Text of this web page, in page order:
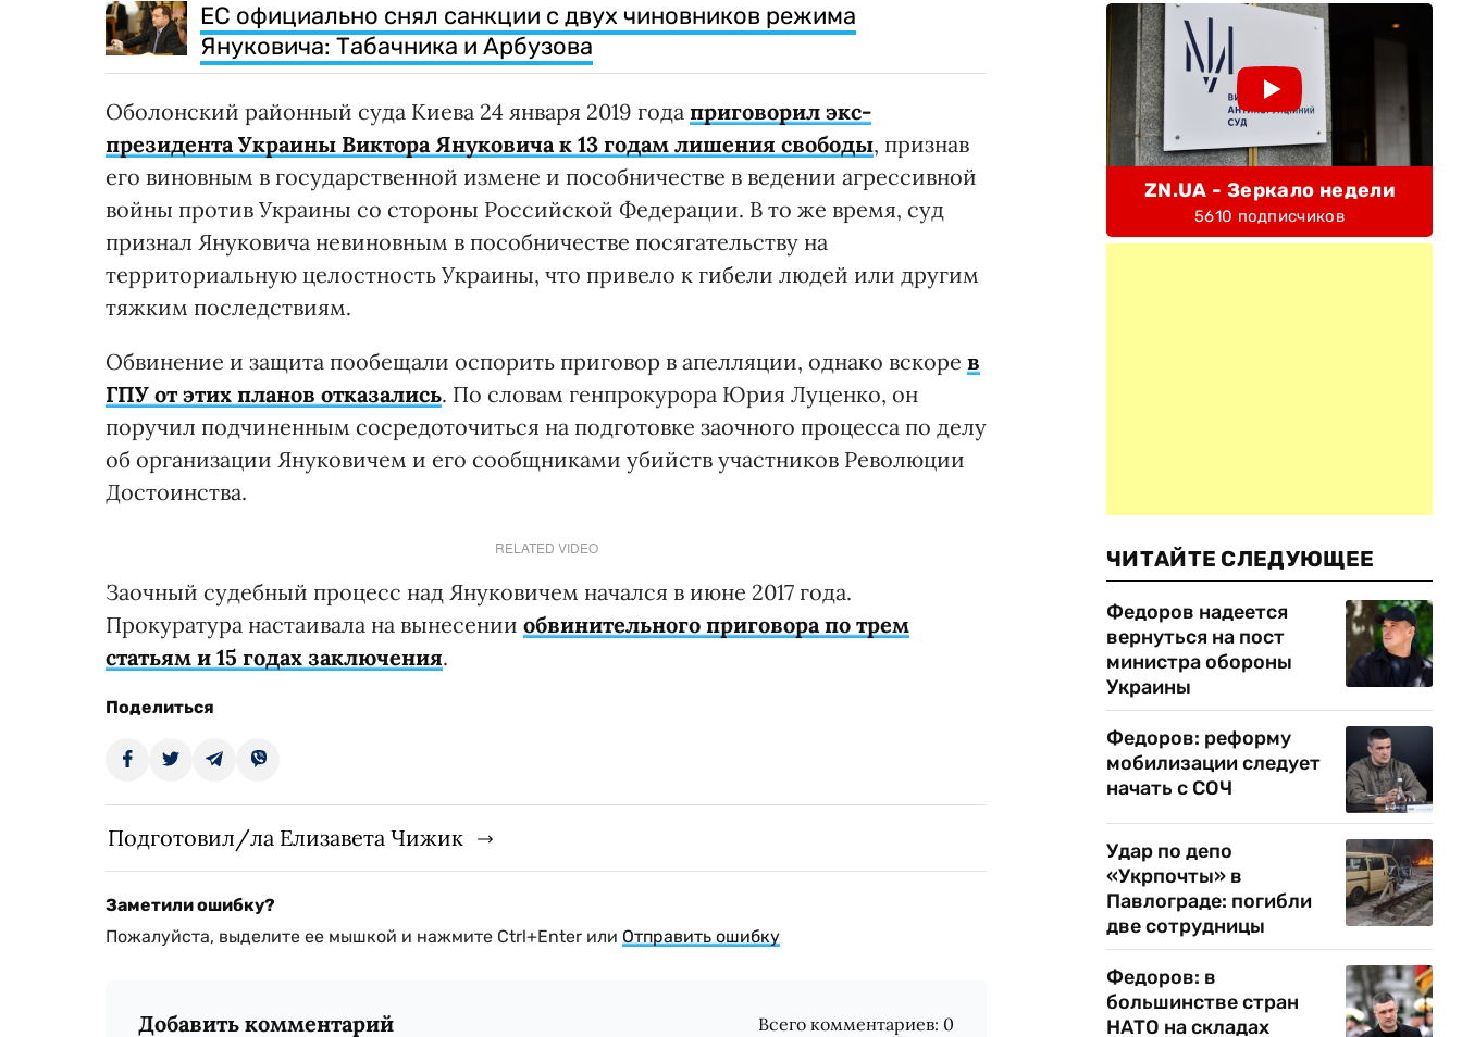
ЕС официально снял санкции с двух чиновников режима
Януковича: Табачника и Арбузова
Оболонский районный суда Киева 24 января 2019 года приговорил экс-
президента Украины Виктора Януковича к 13 годам лишения свободы, признав
его виновным в государственной измене и пособничестве в ведении агрессивной
войны против Украины со стороны Российской Федерации. В то же время, суд
признал Януковича невиновным в пособничестве посягательству на
территориальную целостность Украины, что привело к гибели людей или другим
тяжким последствиям.
Обвинение и защита пообещали оспорить приговор в апелляции, однако вскоре в
ГПУ от этих планов отказались. По словам генпрокурора Юрия Луценко, он
поручил подчиненным сосредоточиться на подготовке заочного процесса по делу
об организации Януковичем и его сообщниками убийств участников Революции
Достоинства.
RELATED VIDEO
Заочный судебный процесс над Януковичем начался в июне 2017 года.
Прокуратура настаивала на вынесении обвинительного приговора по трем
статьям и 15 годах заключения.
Поделиться
Подготовил/ла Елизавета Чижик
Заметили ошибку?
Пожалуйста, выделите ее мышкой и нажмите Ctrl+Enter или Отправить ошибку
Добавить комментарий Всего комментариев: 0
ZN.UA - Зеркало недели
5610 подписчиков
ЧИТАЙТЕ СЛЕДУЮЩЕЕ
Федоров надеется
вернуться на пост
министра обороны
Украины
Федоров: реформу
мобилизации следует
начать с СОЧ
Удар по депо
«Укрпочты» в
Павлограде: погибли
две сотрудницы
Федоров: в
большинстве стран
НАТО на складах